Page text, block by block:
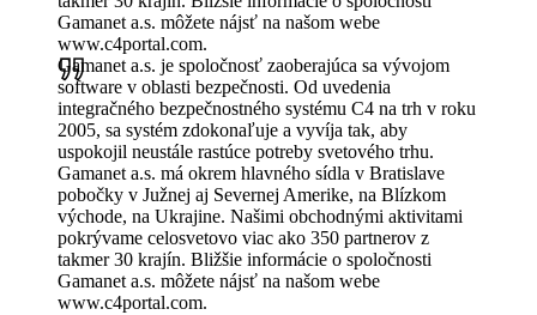
Gamanet a.s. môžete nájsť na našom webe
www.c4portal.com.
Gamanet a.s. je spoločnosť zaoberajúca sa vývojom
software v oblasti bezpečnosti. Od uvedenia
integračného bezpečnostného systému C4 na trh v roku
2005, sa systém zdokonaľuje a vyvíja tak, aby
uspokojil neustále rastúce potreby svetového trhu.
Gamanet a.s. má okrem hlavného sídla v Bratislave
pobočky v Južnej aj Severnej Amerike, na Blízkom
východe, na Ukrajine. Našimi obchodnými aktivitami
pokrývame celosvetovo viac ako 350 partnerov z
takmer 30 krajín. Bližšie informácie o spoločnosti
Gamanet a.s. môžete nájsť na našom webe
www.c4portal.com.